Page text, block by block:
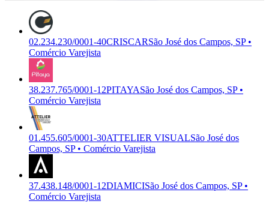
02.234.230/0001-40CRISCARSão José dos Campos, SP •
Comércio Varejista
38.237.765/0001-12PITAYASão José dos Campos, SP •
Comércio Varejista
01.455.605/0001-30ATTELIER VISUALSão José dos
Campos, SP • Comércio Varejista
37.438.148/0001-12DIAMICISão José dos Campos, SP •
Comércio Varejista